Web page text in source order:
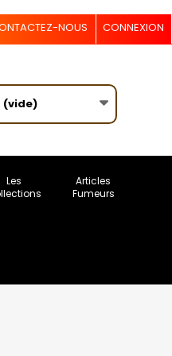
CONNEXION
NOUS
(vide)
Les
Articles
Fumeurs